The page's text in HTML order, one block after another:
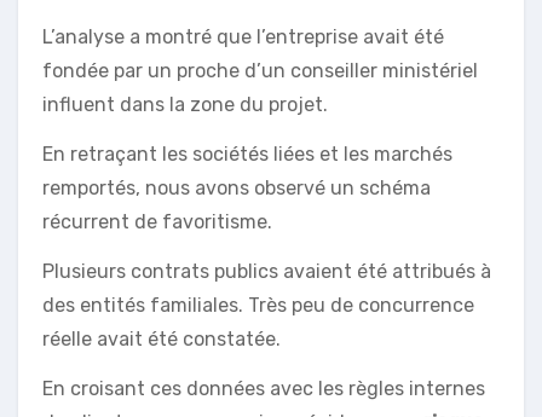
L’analyse a montré que l’entreprise avait été
fondée par un proche d’un conseiller ministériel
influent dans la zone du projet.
En retraçant les sociétés liées et les marchés
remportés, nous avons observé un schéma
récurrent de favoritisme.
Plusieurs contrats publics avaient été attribués à
des entités familiales. Très peu de concurrence
réelle avait été constatée.
En croisant ces données avec les règles internes